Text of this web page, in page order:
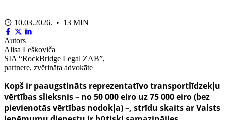
10.03.2026. • 13 MIN
Autors
Alisa Leškoviča
SIA “RockBridge Legal ZAB”,
partnere, zvērināta advokāte
Kopš ir paaugstināts reprezentatīvo transportlīdzekļu
vērtības slieksnis – no 50 000 eiro uz 75 000 eiro (bez
pievienotās vērtības nodokļa) –, strīdu skaits ar Valsts